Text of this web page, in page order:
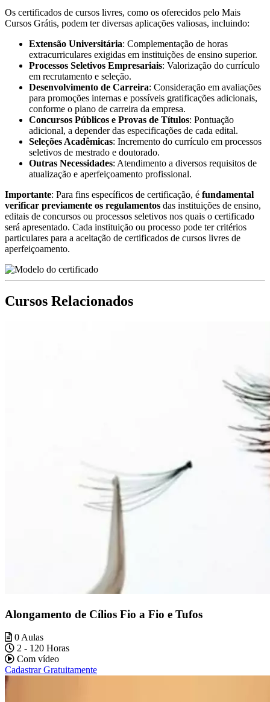
Os certificados de cursos livres, como os oferecidos pelo Mais
Cursos Grátis, podem ter diversas aplicações valiosas, incluindo:
Extensão Universitária: Complementação de horas
extracurriculares exigidas em instituições de ensino superior.
Processos Seletivos Empresariais: Valorização do currículo
em recrutamento e seleção.
Desenvolvimento de Carreira: Consideração em avaliações
para promoções internas e possíveis gratificações adicionais,
conforme o plano de carreira da empresa.
Concursos Públicos e Provas de Títulos: Pontuação
adicional, a depender das especificações de cada edital.
Seleções Acadêmicas: Incremento do currículo em processos
seletivos de mestrado e doutorado.
Outras Necessidades: Atendimento a diversos requisitos de
atualização e aperfeiçoamento profissional.
Importante: Para fins específicos de certificação, é fundamental
verificar previamente os regulamentos das instituições de ensino,
editais de concursos ou processos seletivos nos quais o certificado
será apresentado. Cada instituição ou processo pode ter critérios
particulares para a aceitação de certificados de cursos livres de
aperfeiçoamento.
Cursos Relacionados
Alongamento de Cílios Fio a Fio e Tufos
0 Aulas
2 - 120 Horas
Com vídeo
Cadastrar Gratuitamente